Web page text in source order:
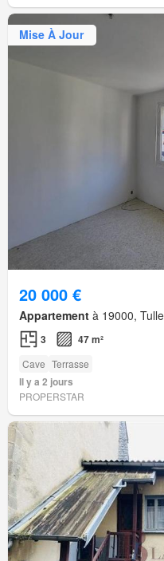
Mise À Jour
20 000 €
Appartement à 19000,
3 47 m²
Cave Terrasse
Il y a 2 jours
PROPERSTAR